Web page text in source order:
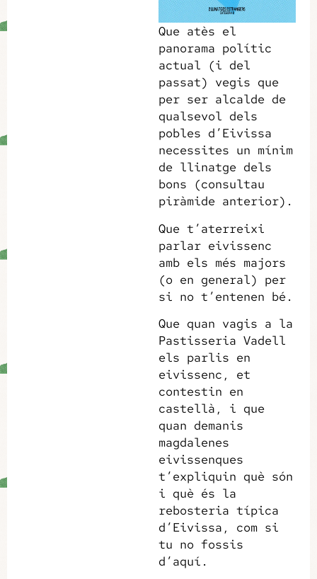
Que atès el
panorama polític
actual (i del
passat) vegis que
per ser alcalde de
qualsevol dels
pobles d’Eivissa
necessites un mínim
de llinatge dels
bons (consultau
piràmide anterior).
Que t’aterreixi
parlar eivissenc
amb els més majors
(o en general) per
si no t’entenen bé.
Que quan vagis a la
Pastisseria Vadell
els parlis en
eivissenc, et
contestin en
castellà, i que
quan demanis
magdalenes
eivissenques
t’expliquin què són
i què és la
rebosteria típica
d’Eivissa, com si
tu no fossis
d’aquí.